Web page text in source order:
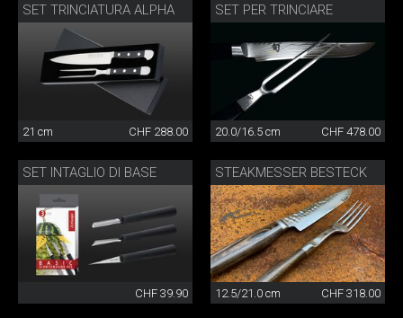
SET TRINCIATURA ALPHA
21 cm CHF 288.00
SET PER TRINCIARE
20.0/16.5 cm CHF 478.00
SET INTAGLIO DI BASE
CHF 39.90
STEAKMESSER BESTECK
12.5/21.0 cm CHF 318.00